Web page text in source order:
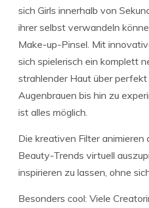
sich Girls innerhalb von
ihrer selbst verwandeln
Make-up-Pinsel. Mit
sich spielerisch ein komplett
strahlender Haut über
Augenbrauen bis hin zu
ist alles möglich.
Die kreativen Filter animieren
Beauty-Trends virtuell
inspirieren zu lassen, ohne
Besonders cool: Viele